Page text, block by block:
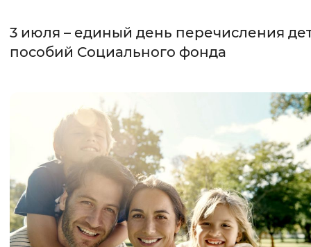
Нормальный
Цвет сайта
Монохромный Инверсивный
Синий фон
Изображения
3 июля – единый день перечисления
пособий Социального фонда